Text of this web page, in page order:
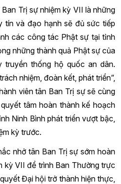
Trị sự nhiệm kỳ VII là những
tín và đạo hạnh sẽ đủ sức tiếp
các công tác Phật sự tại tỉnh
những thành quả Phật sự của
truyền thống hộ quốc an dân.
nhiệm, đoàn kết, phát triển”,
viên tân Ban Trị sự sẽ cùng
tâm hoàn thành kế hoạch
Ninh Bình phát triển vượt bậc,
kỳ trước.
nhở tân Ban Trị sự sớm hoàn
kỳ VII để trình Ban Thường trực
Đại hội trở thành hiện thực,